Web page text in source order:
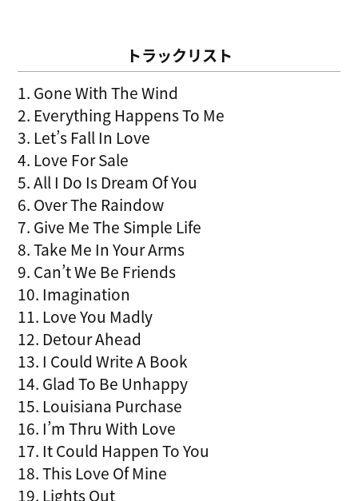
トラックリスト
1. Gone With The Wind
2. Everything Happens To Me
3. Let’s Fall In Love
4. Love For Sale
5. All I Do Is Dream Of You
6. Over The Raindow
7. Give Me The Simple Life
8. Take Me In Your Arms
9. Can’t We Be Friends
10. Imagination
11. Love You Madly
12. Detour Ahead
13. I Could Write A Book
14. Glad To Be Unhappy
15. Louisiana Purchase
16. I’m Thru With Love
17. It Could Happen To You
18. This Love Of Mine
19. Lights Out